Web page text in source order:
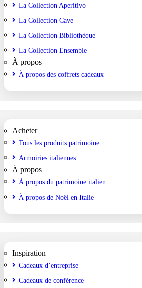
La Collection Aperitivo
La Collection Cave
La Collection Bibliothèque
La Collection Ensemble
À propos
À propos des coffrets cadeaux
Acheter
Tous les produits patrimoine
Armoiries italiennes
À propos
À propos du patrimoine italien
À propos de Noël en Italie
Inspiration
Cadeaux d’entreprise
Cadeaux de conférence